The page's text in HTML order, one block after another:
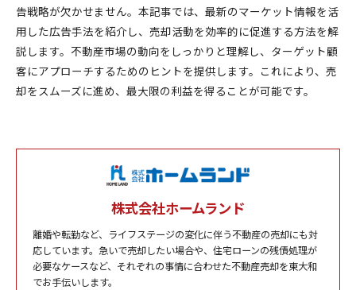
告戦略が欠かせません。本記事では、最新のマーケット情報を活
用した広告手法を紹介し、売却活動を効率的に促進する方法を解
説します。不動産市場の動向をしっかりと理解し、ターゲット顧
客にアプローチするためのヒントを提供します。これにより、売
却をスムーズに進め、最大限の利益を得ることが可能です。
株式会社ホームランド
離婚や転勤など、ライフステージの変化に伴う不動産の売却にも対
応しています。急いで売却したい場合や、住宅ローンの残債処理が
必要なケースなど、それぞれの事情に合わせた不動産売却を東大和
でお手伝いします。